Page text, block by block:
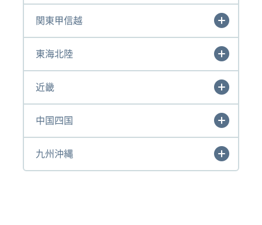
関東甲信越
東海北陸
近畿
中国四国
九州沖縄